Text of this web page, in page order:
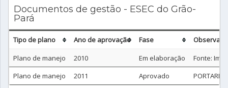
Documentos de gestão - ESEC do Grão-
Pará
Tipo de plano Ano de aprovação Fase
Plano de manejo
2010 Em elaboração
Fonte:
Plano de manejo
2011 Aprovado PORTARIA